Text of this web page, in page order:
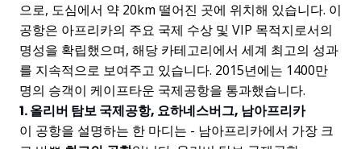
으로, 도심에서 약 20km 떨어진 곳에 위치해 있습니다. 이
공항은 아프리카의 주요 국제 수상 및 VIP 목적지로서의
명성을 확립했으며, 해당 카테고리에서 세계 최고의 성과
를 지속적으로 보여주고 있습니다. 2015년에는 1400만
명의 승객이 케이프타운 국제공항을 통과했습니다.
1. 올리버 탐보 국제공항, 요하네스버그, 남아프리카
이 공항을 설명하는 한 마디는 - 남아프리카에서 가장 크